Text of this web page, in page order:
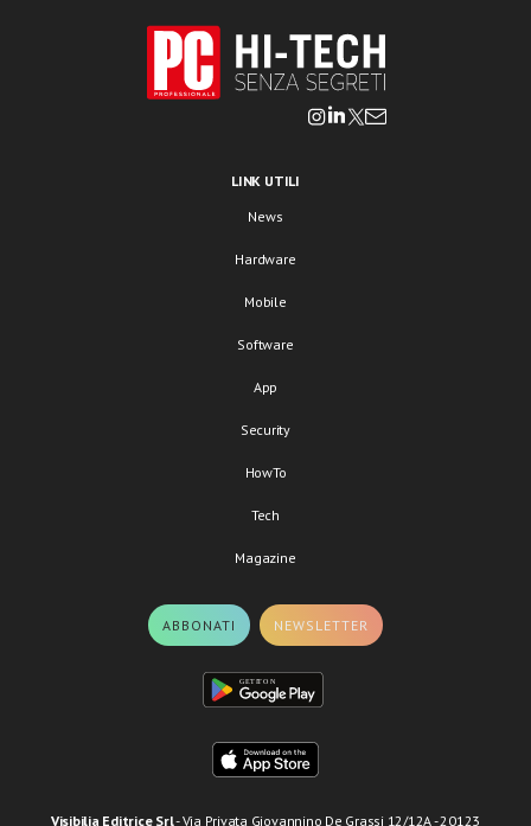
LINK UTILI
News
Hardware
Mobile
Software
App
Security
HowTo
Tech
Magazine
ABBONATI NEWSLETTER
Visibilia Editrice Srl- Via Privata Giovannino De Grassi 12/12A - 20123